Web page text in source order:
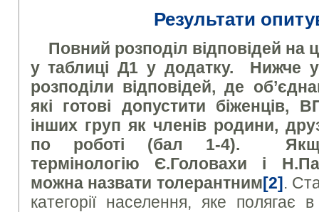
Результати
Повний розподіл відповідей на
у таблиці Д1 у додатку. Нижче
розподіли відповідей, де
які готові допустити біженців,
інших груп як членів родини,
по роботі (бал 1-4). Якщо
термінологію Є.Головахи і
можна назвати толерантним[2].
категорії населення, яке